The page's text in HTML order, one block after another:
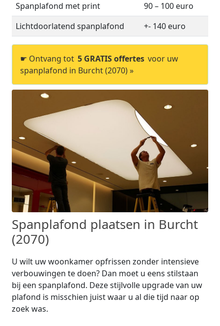
Spanplafond met print
90 – 100 euro
Lichtdoorlatend spanplafond
+- 140 euro
☛ Ontvang tot 5 GRATIS offertes voor uw
spanplafond in Burcht (2070) »
Spanplafond plaatsen in Burcht
(2070)
U wilt uw woonkamer opfrissen zonder intensieve
verbouwingen te doen? Dan moet u eens stilstaan
bij een spanplafond. Deze stijlvolle upgrade van uw
plafond is misschien juist waar u al die tijd naar op
zoek was.